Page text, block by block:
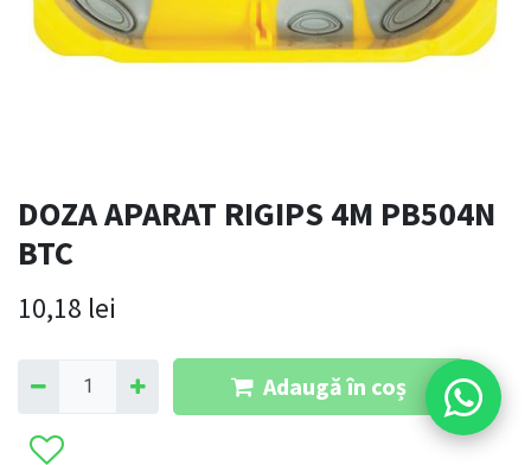
DOZA APARAT RIGIPS 4M PB504N
BTC
10,18 lei
Adaugă în coș